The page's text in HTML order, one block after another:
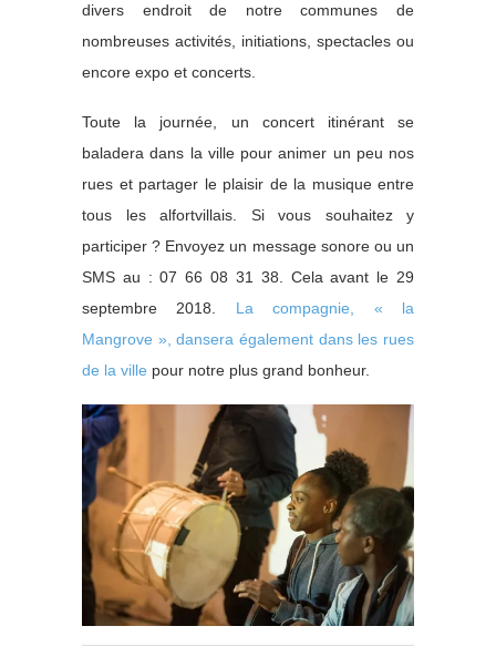
divers endroit de notre communes de
nombreuses activités, initiations, spectacles ou
encore expo et concerts.
Toute la journée, un concert itinérant se
baladera dans la ville pour animer un peu nos
rues et partager le plaisir de la musique entre
tous les alfortvillais. Si vous souhaitez y
participer ? Envoyez un message sonore ou un
SMS au : 07 66 08 31 38. Cela avant le 29
septembre 2018. La compagnie, « la
Mangrove », dansera également dans les rues
de la ville pour notre plus grand bonheur.